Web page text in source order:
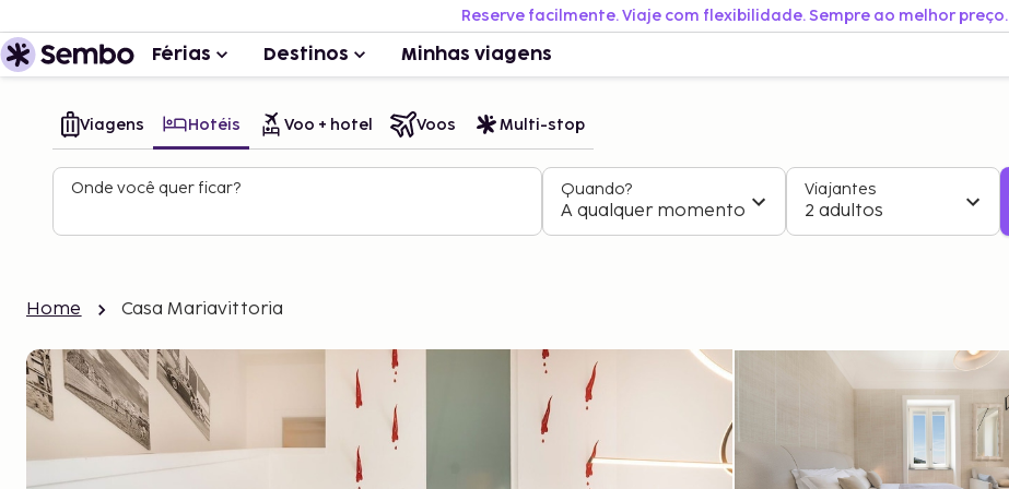
Reserve facilmente. Viaje com flexibilidade. Sempre ao melhor preço.
Férias Destinos Minhas viagens
Viagens Hotéis Voo + hotel Voos Multi-stop
Onde você quer ficar? Quando?
A qualquer momento
Viajantes
2 adultos
Home Casa Mariavittoria